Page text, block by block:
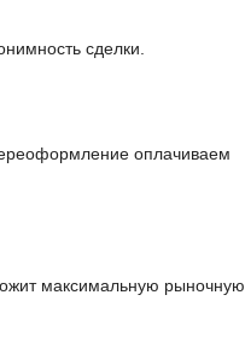
сделки.
оплачиваем
максимальную рыночную